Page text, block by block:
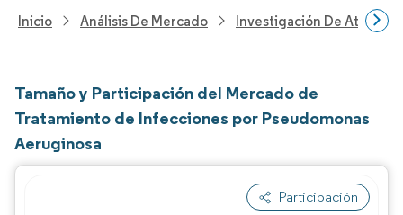
Inicio Análisis De Mercado Investigación De
Tamaño y Participación del Mercado de
Tratamiento de Infecciones por Pseudomonas
Aeruginosa
Participación